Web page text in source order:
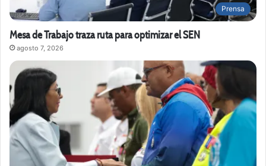
Prensa
Mesa de Trabajo traza ruta para optimizar el SEN
agosto 7, 2026